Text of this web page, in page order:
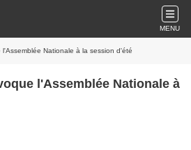
MENU
Nationale à la session d'été
l'Assemblée Nationale à